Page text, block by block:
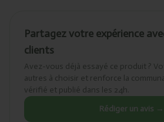
Partagez votre expérience
clients
Avez-vous déjà essayé ce produit ?
autres à choisir et renforce la
vérifié et publié dans les 24h.
Rédiger un avis →